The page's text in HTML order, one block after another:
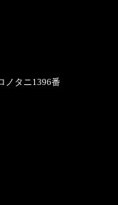
ノタニ1396番